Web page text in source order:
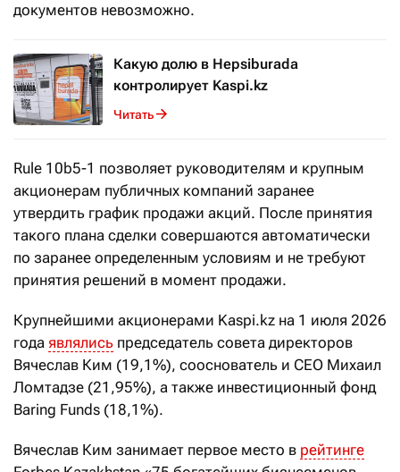
документов невозможно.
Какую долю в Hepsiburada
контролирует Kaspi.kz
Читать
Rule 10b5-1 позволяет руководителям и крупным
акционерам публичных компаний заранее
утвердить график продажи акций. После принятия
такого плана сделки совершаются автоматически
по заранее определенным условиям и не требуют
принятия решений в момент продажи.
Крупнейшими акционерами Kaspi.kz на 1 июля 2026
года являлись председатель совета директоров
Вячеслав Ким (19,1%), сооснователь и CEO Михаил
Ломтадзе (21,95%), а также инвестиционный фонд
Baring Funds (18,1%).
Вячеслав Ким занимает первое место в рейтинге